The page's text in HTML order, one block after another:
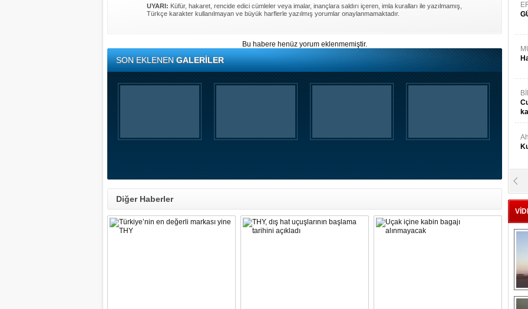
UYARI: Küfür, hakaret, rencide edici cümleler veya imalar, inançlara saldırı içeren, imla kuralları ile yazılmamış,
Türkçe karakter kullanılmayan ve büyük harflerle yazılmış yorumlar onaylanmamaktadır.
Bu habere henüz yorum eklenmemiştir.
SON EKLENENGALERİLER
Diğer Haberler